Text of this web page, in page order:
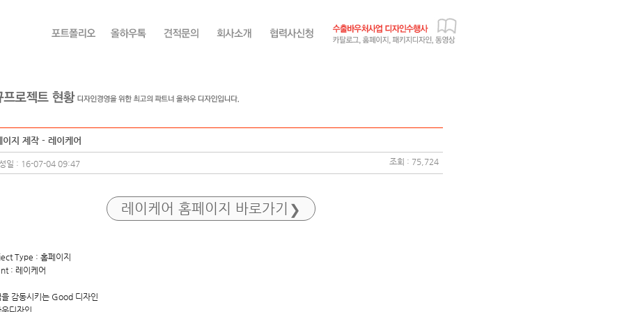
이지 제작 - 레이케어
일 : 16-07-04 09:47 조회 : 75,724
레이케어 홈페이지 바로가기
Type : 홈페이지
: 레이케어
을 감동시키는 Good 디자인
디자인